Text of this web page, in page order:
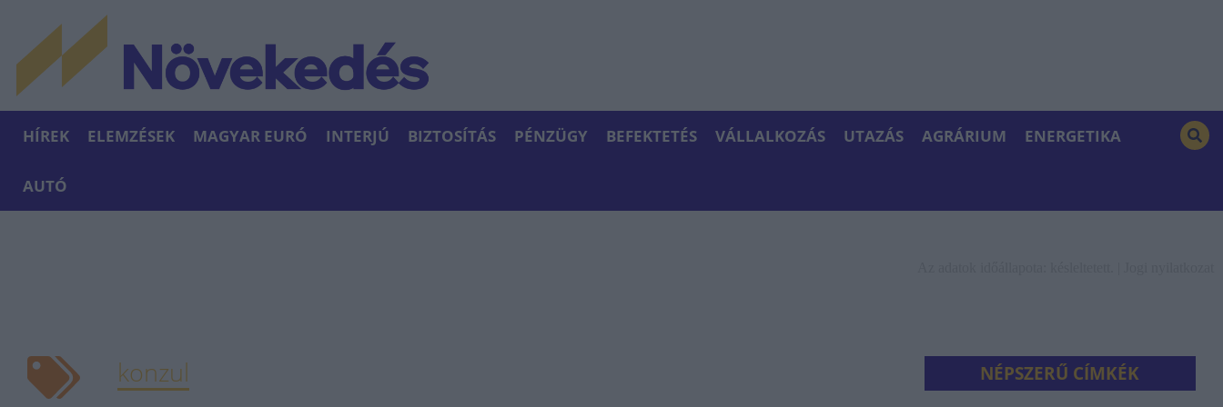
HÍREK ELEMZÉSEK MAGYAR EURÓ INTERJÚ BIZTOSÍTÁS PÉNZÜGY BEFEKTETÉS VÁLLALKOZÁS UTAZÁS AGRÁRIUM ENERGETIKA
AUTÓ
konzul NÉPSZERŰ CÍMKÉK